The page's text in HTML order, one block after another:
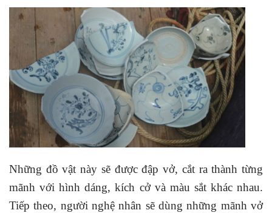
Những đồ vật này sẽ được đập vở, cắt ra thành từng
mãnh với hình dáng, kích cở và màu sắt khác nhau.
Tiếp theo, người nghệ nhân sẽ dùng những mãnh vở